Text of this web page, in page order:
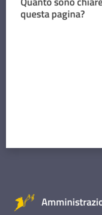
questa pagina?